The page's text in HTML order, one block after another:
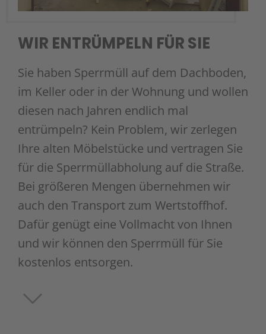
WIR ENTRÜMPELN FÜR SIE
Sie haben Sperrmüll auf dem Dachboden,
im Keller oder in der Wohnung und wollen
diesen nach Jahren endlich mal
entrümpeln? Kein Problem, wir zerlegen
Ihre alten Möbelstücke und vertragen Sie
für die Sperrmüllabholung auf die Straße.
Bei größeren Mengen übernehmen wir
auch den Transport zum Wertstoffhof.
Dafür genügt eine Vollmacht von Ihnen
und wir können den Sperrmüll für Sie
kostenlos entsorgen.